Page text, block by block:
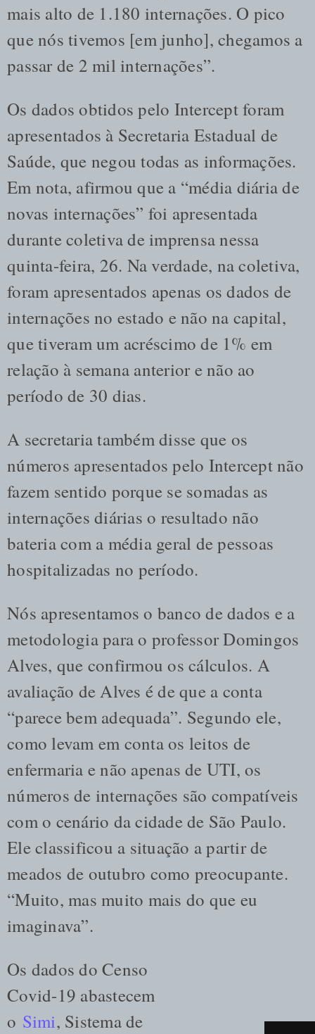
mais alto de 1.180 internações. O pico
que nós tivemos [em junho], chegamos a
passar de 2 mil internações”.
Os dados obtidos pelo Intercept foram
apresentados à Secretaria Estadual de
Saúde, que negou todas as informações.
Em nota, afirmou que a “média diária de
novas internações” foi apresentada
durante coletiva de imprensa nessa
quinta-feira, 26. Na verdade, na coletiva,
foram apresentados apenas os dados de
internações no estado e não na capital,
que tiveram um acréscimo de 1% em
relação à semana anterior e não ao
período de 30 dias.
A secretaria também disse que os
números apresentados pelo Intercept não
fazem sentido porque se somadas as
internações diárias o resultado não
bateria com a média geral de pessoas
hospitalizadas no período.
Nós apresentamos o banco de dados e a
metodologia para o professor Domingos
Alves, que confirmou os cálculos. A
avaliação de Alves é de que a conta
“parece bem adequada”. Segundo ele,
como levam em conta os leitos de
enfermaria e não apenas de UTI, os
números de internações são compatíveis
com o cenário da cidade de São Paulo.
Ele classificou a situação a partir de
meados de outubro como preocupante.
“Muito, mas muito mais do que eu
imaginava”.
Os dados do Censo
Covid-19 abastecem
o Simi, Sistema de